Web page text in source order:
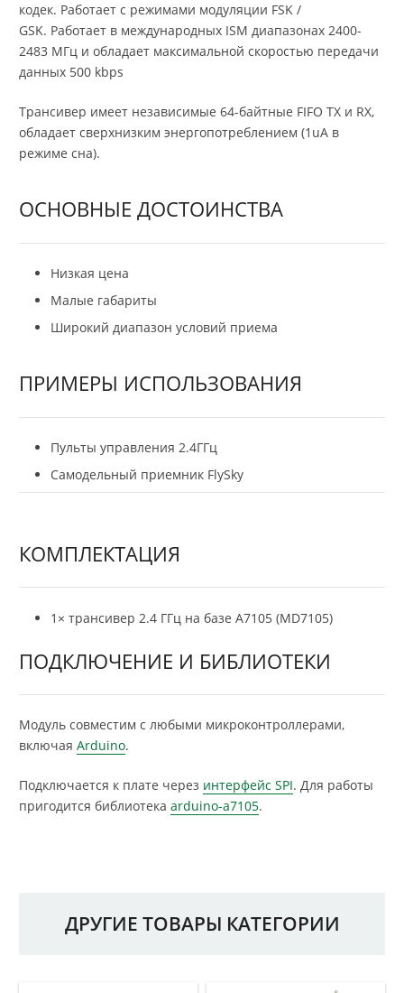
кодек. Работает с режимами модуляции FSK /
GSK. Работает в международных ISM диапазонах 2400-
2483 МГц и обладает максимальной скоростью передачи
данных 500 kbps
Трансивер имеет независимые 64-байтные FIFO TX и RX,
обладает сверхнизким энергопотреблением (1uA в
режиме сна).
ОСНОВНЫЕ ДОСТОИНСТВА
Низкая цена
Малые габариты
Широкий диапазон условий приема
ПРИМЕРЫ ИСПОЛЬЗОВАНИЯ
Пульты управления 2.4ГГц
Самодельный приемник FlySky
КОМПЛЕКТАЦИЯ
1× трансивер 2.4 ГГц на базе A7105 (MD7105)
ПОДКЛЮЧЕНИЕ И БИБЛИОТЕКИ
Модуль совместим с любыми микроконтроллерами,
включая Arduino.
Подключается к плате через интерфейс SPI. Для работы
пригодится библиотека arduino-a7105.
ДРУГИЕ ТОВАРЫ КАТЕГОРИИ